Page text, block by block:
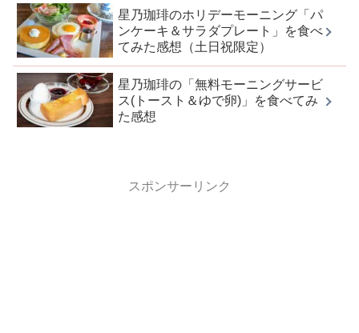
星乃珈琲のホリデーモーニング「パ
ンケーキ＆サラダプレート」を食べ
てみた感想（土日祝限定）
星乃珈琲の「無料モーニングサービ
ス(トースト＆ゆで卵)」を食べてみ
た感想
スポンサーリンク